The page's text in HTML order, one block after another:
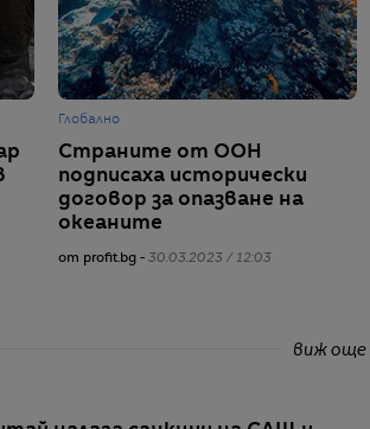
Глобално
Страните от ООН
подписаха исторически
договор за опазване на
океаните
от profit.bg - 30.03.2023 / 12:03
виж още